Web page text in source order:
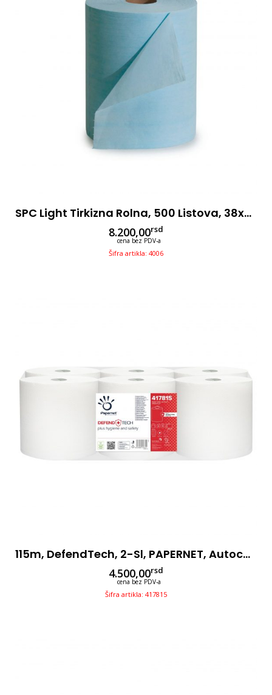
SPC Light Tirkizna Rolna, 500 Listova, 38x30cm
8.200,00rsd
cena bez PDV-a
Šifra artikla: 4006
115m, DefendTech, 2-Sl, PAPERNET, Autocut, 6 Rolni
4.500,00rsd
cena bez PDV-a
Šifra artikla: 417815